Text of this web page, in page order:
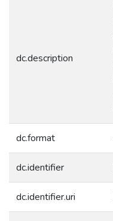
dc.description
dc.format
dc.identifier
dc.identifier.uri